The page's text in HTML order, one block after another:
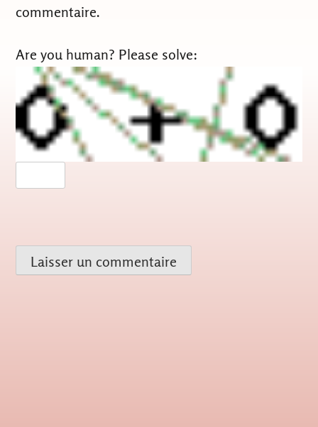
commentaire.
Are you human? Please solve: